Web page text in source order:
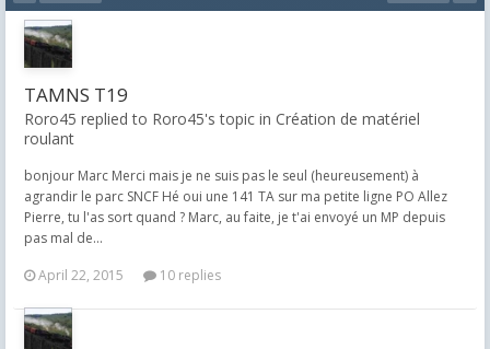
TAMNS T19
Roro45 replied to Roro45's topic in Création de matériel
roulant
bonjour Marc Merci mais je ne suis pas le seul (heureusement) à
agrandir le parc SNCF Hé oui une 141 TA sur ma petite ligne PO Allez
Pierre, tu l'as sort quand ? Marc, au faite, je t'ai envoyé un MP depuis
pas mal de...
April 22, 2015
10 replies